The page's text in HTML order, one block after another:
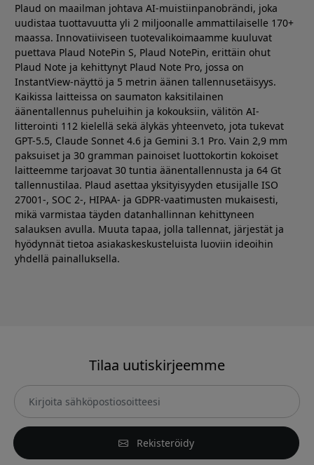
Plaud on maailman johtava AI-muistiinpanobrändi, joka
uudistaa tuottavuutta yli 2 miljoonalle ammattilaiselle 170+
maassa. Innovatiiviseen tuotevalikoimaamme kuuluvat
puettava Plaud NotePin S, Plaud NotePin, erittäin ohut
Plaud Note ja kehittynyt Plaud Note Pro, jossa on
InstantView-näyttö ja 5 metrin äänen tallennusetäisyys.
Kaikissa laitteissa on saumaton kaksitilainen
äänentallennus puheluihin ja kokouksiin, välitön AI-
litterointi 112 kielellä sekä älykäs yhteenveto, jota tukevat
GPT-5.5, Claude Sonnet 4.6 ja Gemini 3.1 Pro. Vain 2,9 mm
paksuiset ja 30 gramman painoiset luottokortin kokoiset
laitteemme tarjoavat 30 tuntia äänentallennusta ja 64 Gt
tallennustilaa. Plaud asettaa yksityisyyden etusijalle ISO
27001-, SOC 2-, HIPAA- ja GDPR-vaatimusten mukaisesti,
mikä varmistaa täyden datanhallinnan kehittyneen
salauksen avulla. Muuta tapaa, jolla tallennat, järjestät ja
hyödynnät tietoa asiakaskeskusteluista luoviin ideoihin
yhdellä painalluksella.
Tilaa uutiskirjeemme
Rekisteröidy